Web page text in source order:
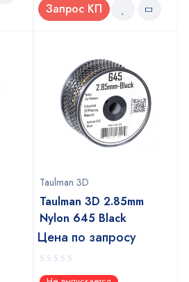
Запрос КП
Taulman 3D
Taulman 3D 2.85mm
Nylon 645 Black
Цена по запросу
0